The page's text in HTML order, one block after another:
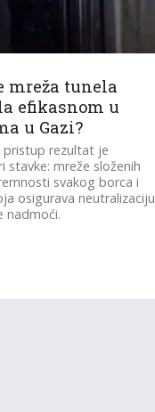
mreža tunela
efikasnom u
u Gazi?
pristup rezultat je
stavke: mreže složenih
svakog borca ​​i
osigurava neutralizaciju
nadmoći.